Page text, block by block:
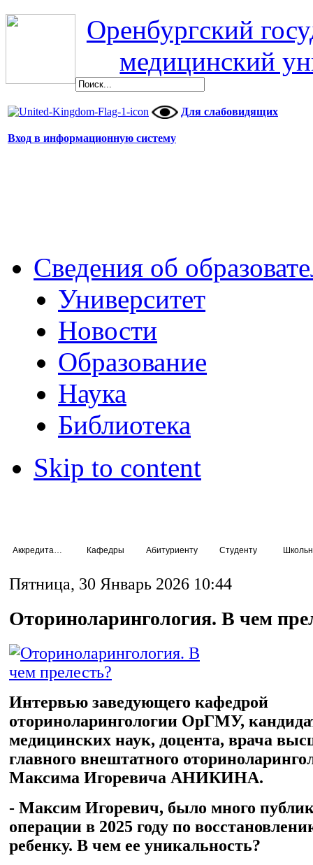
Оренбургский
медицинский
Для слабовидящих
Вход в информационную систему
Сведения об
Университет
Новости
Образование
Наука
Библиотека
Skip to content
Кафедры Абитуриенту Студенту
Пятница, 30 Январь 2026 10:44
Оториноларингология. В чем
Интервью заведующего кафедрой
оториноларингологии ОрГМУ,
медицинских наук, доцента, врача
главного внештатного
Максима Игоревича АНИКИНА.
- Максим Игоревич, было много
операции в 2025 году по
ребенку. В чем ее уникальность?